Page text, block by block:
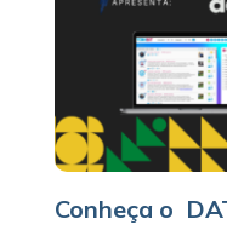
Conheça o